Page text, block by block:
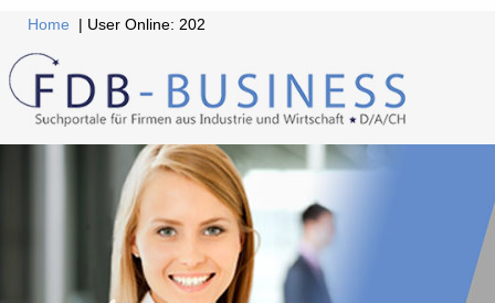
Home | User Online: 202